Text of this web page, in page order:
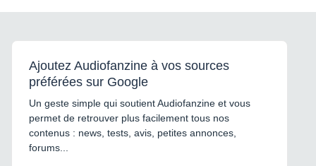
Ajoutez Audiofanzine à vos sources
préférées sur Google
Un geste simple qui soutient Audiofanzine et vous
permet de retrouver plus facilement tous nos
contenus : news, tests, avis, petites annonces,
forums...